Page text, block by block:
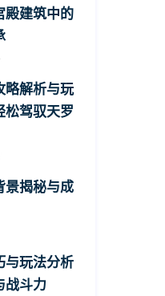
殿建筑中的
略解析与玩
松驾驭天罗
景揭秘与成
与玩法分析
战斗力